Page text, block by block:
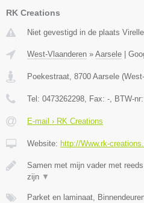
RK Creations
Niet gevestigd in de plaats
West-Vlaanderen » Aarsele
Poekestraat, 8700 Aarsele (
Tel: 0473262298, Fax: -, BTW-nr:
E-mail › RK Creations
Website: http://Www.rk-
Samen met mijn vader met
zijn ▼
Parket en laminaat,